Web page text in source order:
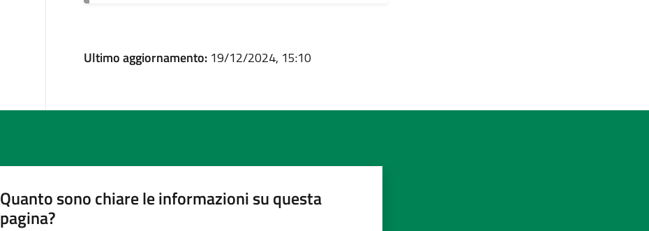
Ultimo aggiornamento: 19/12/2024, 15:10
Quanto sono chiare le informazioni su questa
pagina?